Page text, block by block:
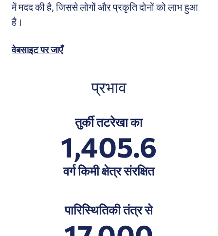
में मदद की है, जिससे लोगों और प्रकृति दोनों को लाभ हुआ
है।
वेबसाइट पर जाएँ
प्रभाव
तुर्की तटरेखा का
1,405.6
वर्ग किमी क्षेत्र संरक्षित
पारिस्थितिकी तंत्र से